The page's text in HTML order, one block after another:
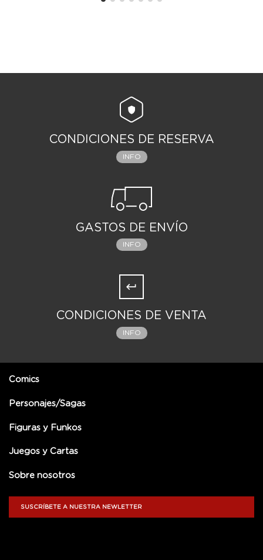
CONDICIONES DE RESERVA
INFO
GASTOS DE ENVÍO
INFO
CONDICIONES DE VENTA
INFO
Comics
Personajes/Sagas
Figuras y Funkos
Juegos y Cartas
Sobre nosotros
SUSCRÍBETE A NUESTRA NEWLETTER